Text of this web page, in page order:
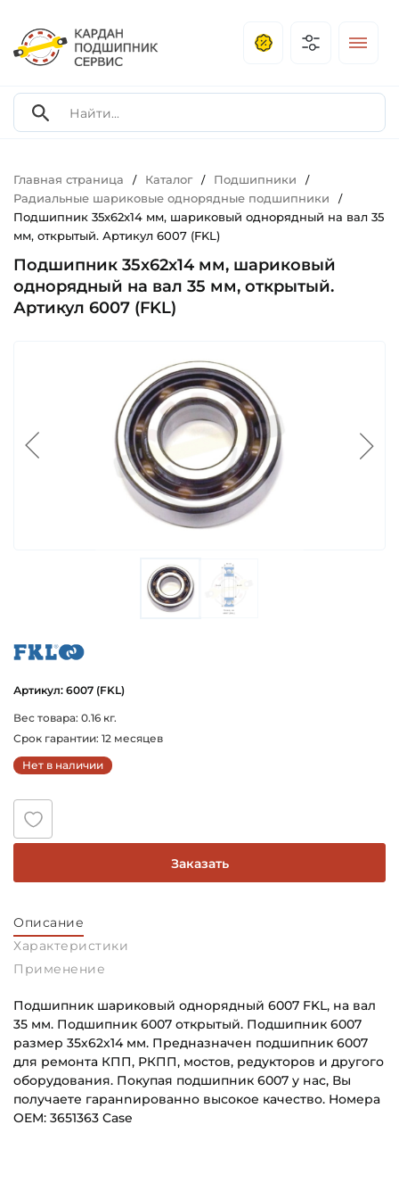
Главная страница / Каталог / Подшипники /
Радиальные шариковые однорядные подшипники /
Подшипник 35х62х14 мм, шариковый однорядный на вал 35
мм, открытый. Артикул 6007 (FKL)
Подшипник 35х62х14 мм, шариковый
однорядный на вал 35 мм, открытый.
Артикул 6007 (FKL)
Артикул: 6007 (FKL)
Вес товара: 0.16 кг.
Срок гарантии: 12 месяцев
Нет в наличии
Заказать
Описание
Характеристики
Применение
Подшипник шариковый однорядный 6007 FKL, на вал
35 мм. Подшипник 6007 открытый. Подшипник 6007
размер 35х62х14 мм. Предназначен подшипник 6007
для ремонта КПП, РКПП, мостов, редукторов и другого
оборудования. Покупая подшипник 6007 у нас, Вы
получаете гаранnированно высокое качество. Номера
OEM: 3651363 Case